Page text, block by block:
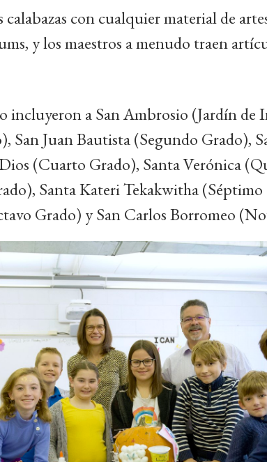
calabazas con cualquier material de
y los maestros a menudo traen
incluyeron a San Ambrosio (Jardín de
San Juan Bautista (Segundo Grado),
(Cuarto Grado), Santa Verónica
Santa Kateri Tekakwitha (Séptimo
Grado) y San Carlos Borromeo